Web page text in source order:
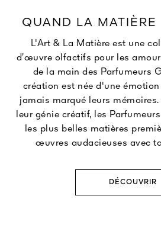
QUAND LA MATIÈRE
L'Art & La Matière est une
d’œuvre olfactifs pour les
de la main des Parfumeurs
création est née d'une
jamais marqué leurs
leur génie créatif, les
les plus belles matières
œuvres audacieuses avec
DÉCOUVRIR